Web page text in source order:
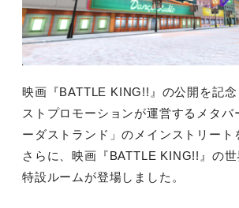
映画『BATTLE KING!!』の公開を記
ストプロモーションが運営するメタバ
ーダストランド」のメインストリート
さらに、映画『BATTLE KING!!』の
特設ルームが登場しました。